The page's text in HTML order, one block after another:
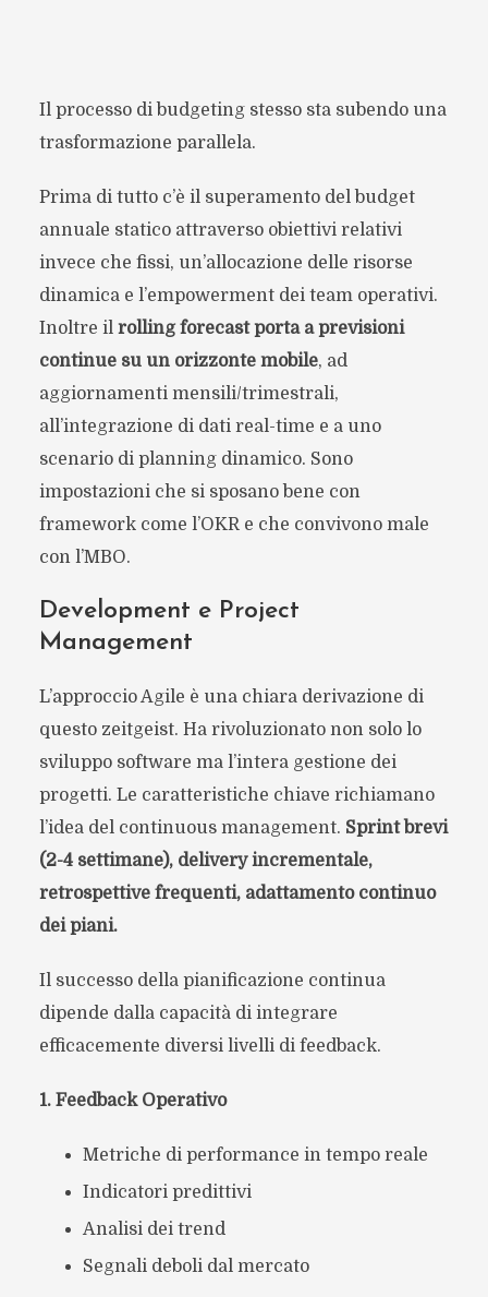
Il processo di budgeting stesso sta subendo una
trasformazione parallela.
Prima di tutto c’è il superamento del budget
annuale statico attraverso obiettivi relativi
invece che fissi, un’allocazione delle risorse
dinamica e l’empowerment dei team operativi.
Inoltre il rolling forecast porta a previsioni
continue su un orizzonte mobile, ad
aggiornamenti mensili/trimestrali,
all’integrazione di dati real-time e a uno
scenario di planning dinamico. Sono
impostazioni che si sposano bene con
framework come l’OKR e che convivono male
con l’MBO.
Development e Project
Management
L’approccio Agile è una chiara derivazione di
questo zeitgeist. Ha rivoluzionato non solo lo
sviluppo software ma l’intera gestione dei
progetti. Le caratteristiche chiave richiamano
l’idea del continuous management. Sprint brevi
(2-4 settimane), delivery incrementale,
retrospettive frequenti, adattamento continuo
dei piani.
Il successo della pianificazione continua
dipende dalla capacità di integrare
efficacemente diversi livelli di feedback.
1. Feedback Operativo
Metriche di performance in tempo reale
Indicatori predittivi
Analisi dei trend
Segnali deboli dal mercato